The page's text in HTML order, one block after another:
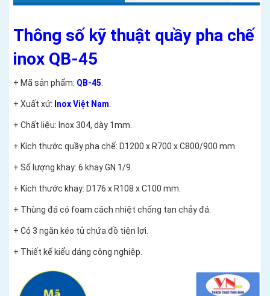
Thông số kỹ thuật quầy pha chế
inox QB-45
+ Mã sản phẩm: QB-45
+ Xuất xứ: Inox Việt Nam
+ Chất liệu: Inox 304, dày 1mm.
+ Kích thước quầy pha chế: D1200 x R700 x C800/900 mm.
+ Số lượng khay: 6 khay GN 1/9.
+ Kích thước khay: D176 x R108 x C100 mm.
+ Thùng đá có foam cách nhiệt chống tan chảy đá.
+ Có 3 ngăn kéo tủ chứa đồ tiện lợi.
+ Thiết kế kiểu dáng công nghiệp.